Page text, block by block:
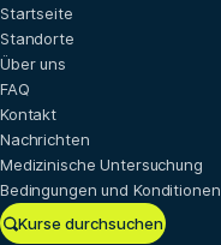
Kurse durchsuchen
Startseite
Standorte
Über uns
FAQ
Kontakt
Nachrichten
Medizinische Untersuchung
Bedingungen und Konditionen